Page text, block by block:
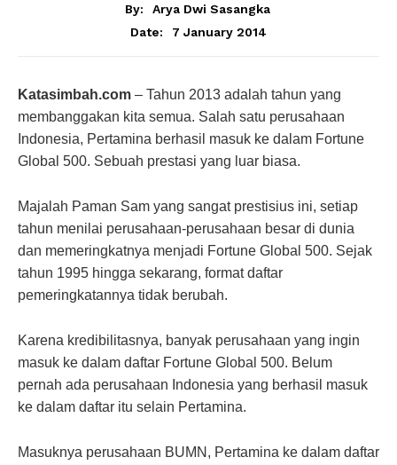
By:
Arya Dwi Sasangka
Date:
7 January 2014
Katasimbah.com – Tahun 2013 adalah tahun yang
membanggakan kita semua. Salah satu perusahaan
Indonesia, Pertamina berhasil masuk ke dalam Fortune
Global 500. Sebuah prestasi yang luar biasa.
Majalah Paman Sam yang sangat prestisius ini, setiap
tahun menilai perusahaan-perusahaan besar di dunia
dan memeringkatnya menjadi Fortune Global 500. Sejak
tahun 1995 hingga sekarang, format daftar
pemeringkatannya tidak berubah.
Karena kredibilitasnya, banyak perusahaan yang ingin
masuk ke dalam daftar Fortune Global 500. Belum
pernah ada perusahaan Indonesia yang berhasil masuk
ke dalam daftar itu selain Pertamina.
Masuknya perusahaan BUMN, Pertamina ke dalam daftar